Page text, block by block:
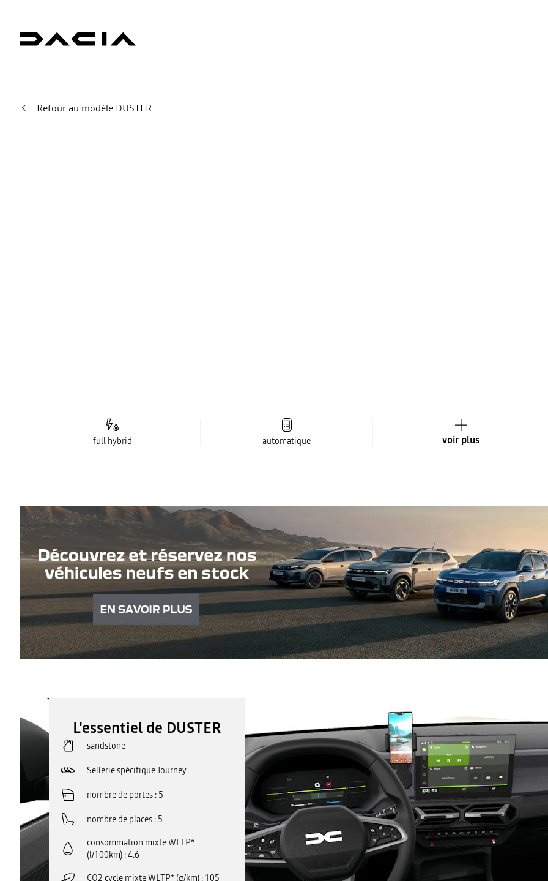
Retour au modèle DUSTER
full hybrid automatique voir plus
L'essentiel de DUSTER
sandstone
Sellerie spécifique Journey
nombre de portes 5
nombre de places 5
consommation mixte WLTP*
(l/100km) 4.6
CO2 cycle mixte WLTP* (g/km) 105